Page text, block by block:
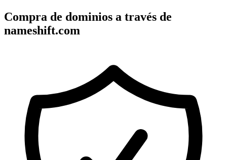
Compra de dominios a través de
nameshift.com